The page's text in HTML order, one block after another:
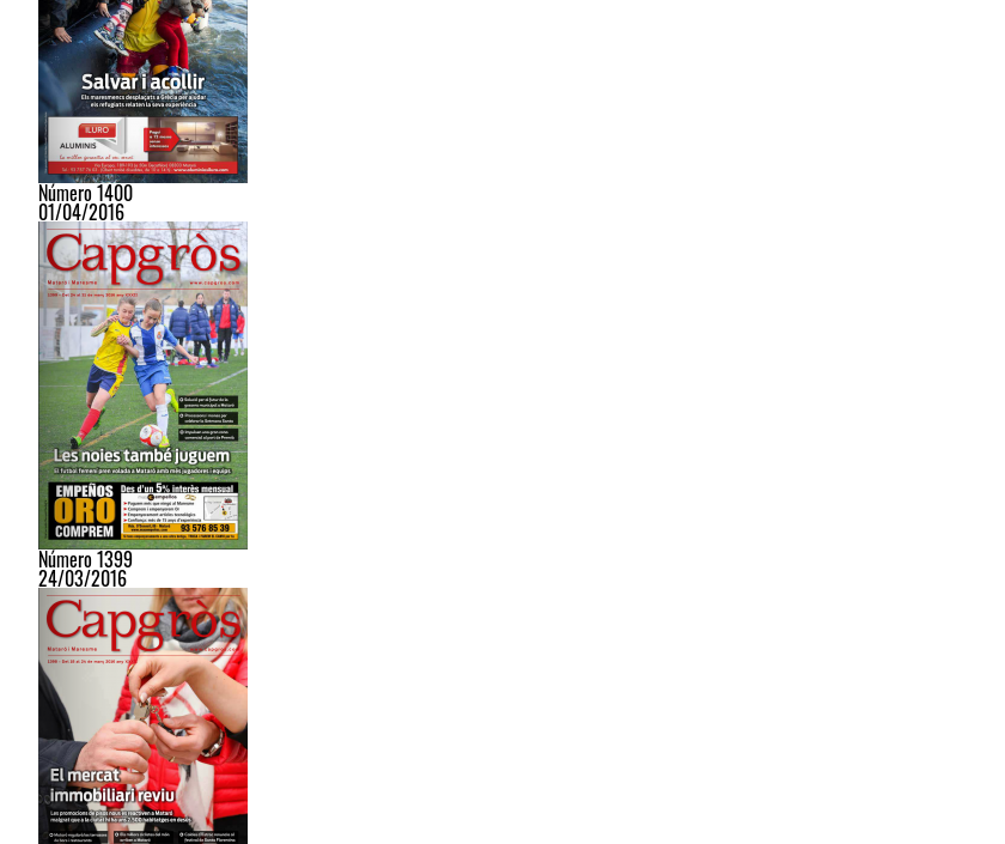
Número 1400
01/04/2016
Número 1399
24/03/2016